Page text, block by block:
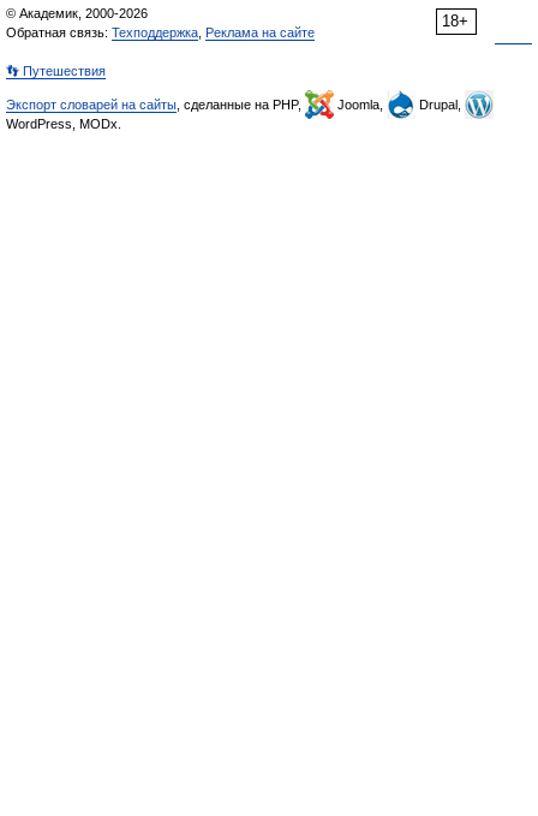
18+
© Академик, 2000-2026
Обратная связь: Техподдержка Реклама на сайте
👣 Путешествия
Экспорт словарей на сайты , сделанные на PHP, Joomla,
Drupal,
WordPress, MODx.